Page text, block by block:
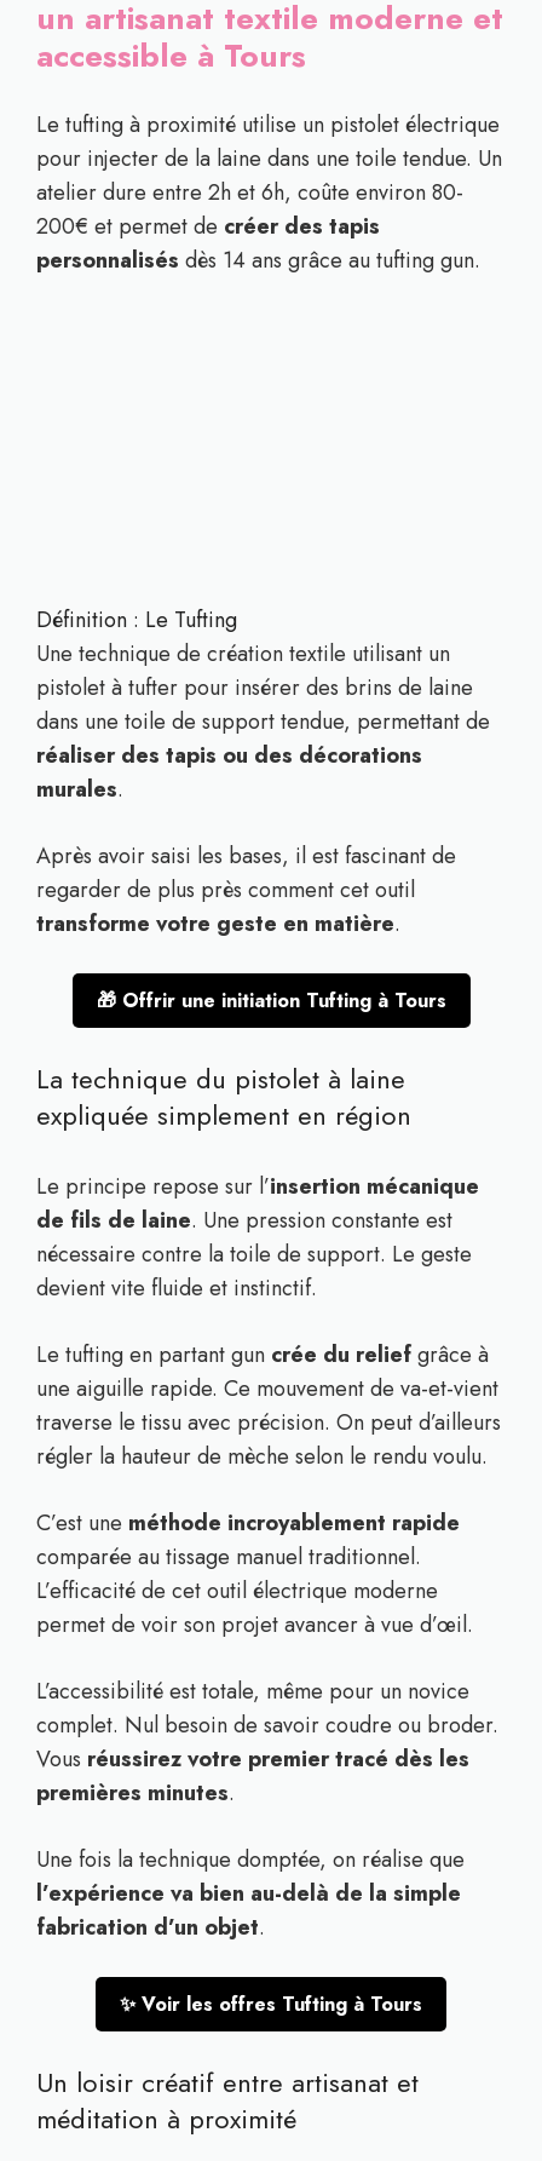
un artisanat textile moderne et
accessible à Tours
Le tufting à proximité utilise un pistolet électrique
pour injecter de la laine dans une toile tendue. Un
atelier dure entre 2h et 6h, coûte environ 80-
200€ et permet de créer des tapis
personnalisés dès 14 ans grâce au tufting gun.
Définition : Le Tufting
Une technique de création textile utilisant un
pistolet à tufter pour insérer des brins de laine
dans une toile de support tendue, permettant de
réaliser des tapis ou des décorations
murales.
Après avoir saisi les bases, il est fascinant de
regarder de plus près comment cet outil
transforme votre geste en matière.
🎁 Offrir une initiation Tufting à Tours
La technique du pistolet à laine
expliquée simplement en région
Le principe repose sur l’insertion mécanique
de fils de laine. Une pression constante est
nécessaire contre la toile de support. Le geste
devient vite fluide et instinctif.
Le tufting en partant gun crée du reliefgrâce à
une aiguille rapide. Ce mouvement de va-et-vient
traverse le tissu avec précision. On peut d’ailleurs
régler la hauteur de mèche selon le rendu voulu.
C’est une méthode incroyablement rapide
comparée au tissage manuel traditionnel.
L’efficacité de cet outil électrique moderne
permet de voir son projet avancer à vue d’œil.
L’accessibilité est totale, même pour un novice
complet. Nul besoin de savoir coudre ou broder.
Vous réussirez votre premier tracé dès les
premières minutes.
Une fois la technique domptée, on réalise que
l’expérience va bien au-delà de la simple
fabrication d’un objet.
✨ Voir les offres Tufting à Tours
Un loisir créatif entre artisanat et
méditation à proximité